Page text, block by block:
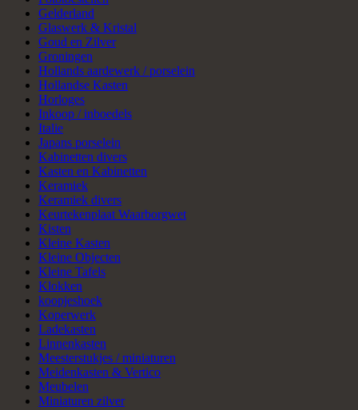
Gelderland
Glaswerk & Kristal
Goud en Zilver
Groningen
Hollands aardewerk / porselein
Hollandse Kasten
Horloges
Inkoop / inboedels
Italie
Japans porselein
Kabinetten divers
Kasten en Kabinetten
Keramiek
Keramiek divers
Keurtekenplaat Waarborgwet
Kisten
Kleine Kasten
Kleine Objecten
Kleine Tafels
Klokken
koopjeshoek
Koperwerk
Ladekasten
Linnenkasten
Meesterstukjes / miniaturen
Meidenkasten & Vertico
Meubelen
Miniaturen zilver